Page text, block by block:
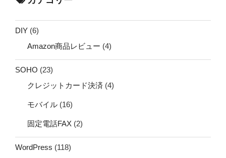
DIY (6)
Amazon商品レビュー (4)
SOHO (23)
クレジットカード決済 (4)
モバイル (16)
固定電話FAX (2)
WordPress (118)